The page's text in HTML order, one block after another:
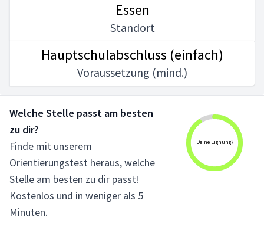
Essen
Standort
Hauptschulabschluss (einfach)
Voraussetzung (mind.)
Deine Eignung?
Welche Stelle passt am besten
zu dir?
Finde mit unserem
Orientierungstest heraus, welche
Stelle am besten zu dir passt!
Kostenlos und in weniger als 5
Minuten.